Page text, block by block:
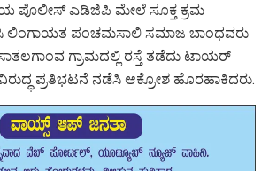
ಪೊಲೀಸ್ ಎಡಿಜಿಪಿ ಮೇಲೆ ಸೂಕ್ತ ಕ್ರಮ
ಲಿಂಗಾಯತ ಪಂಚಮಸಾಲಿ ಸಮಾಜ ಬಾಂಧವರು
ಸಾತಲಗಾಂವ ಗ್ರಾಮದಲ್ಲಿ ರಸ್ತೆ ತಡೆದು ಟಾಯರ್
ಪ್ರತಿಭಟನೆ ನಡೆಸಿ ಆಕ್ರೋಶ ಹೊರಹಾಕಿದರು.